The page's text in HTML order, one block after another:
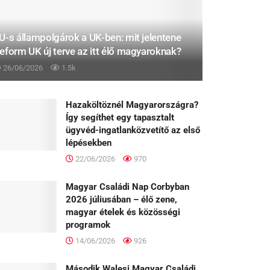
s állampolgárok a UK-ben: mit jelentene
UK új terve az itt élő magyaroknak?
26/06/2026 1.5k
Hazaköltöznél Magyarországra?
Így segíthet egy tapasztalt
ügyvéd-ingatlanközvetítő az első
lépésekben
22/06/2026 970
Magyar Családi Nap Corbyban
2026 júliusában – élő zene,
magyar ételek és közösségi
programok
14/06/2026 926